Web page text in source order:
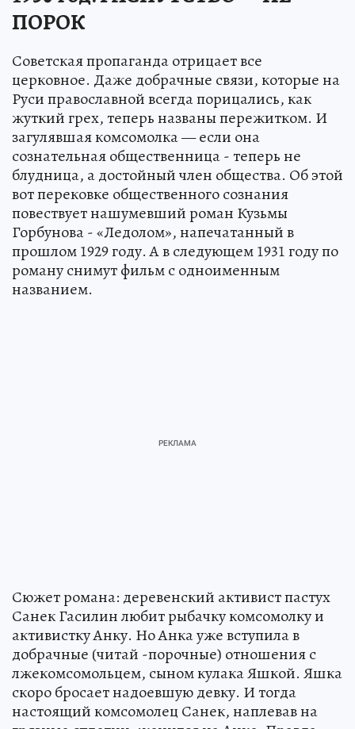
ПОРОК
Советская пропаганда отрицает все
церковное. Даже добрачные связи, которые на
Руси православной всегда порицались, как
жуткий грех, теперь названы пережитком. И
загулявшая комсомолка — если она
сознательная общественница - теперь не
блудница, а достойный член общества. Об этой
вот перековке общественного сознания
повествует нашумевший роман Кузьмы
Горбунова - «Ледолом», напечатанный в
прошлом 1929 году. А в следующем 1931 году по
роману снимут фильм с одноименным
названием.
Сюжет романа: деревенский активист пастух
Санек Гасилин любит рыбачку комсомолку и
активистку Анку. Но Анка уже вступила в
добрачные (читай -порочные) отношения с
лжекомсомольцем, сыном кулака Яшкой. Яшка
скоро бросает надоевшую девку. И тогда
настоящий комсомолец Санек, наплевав на